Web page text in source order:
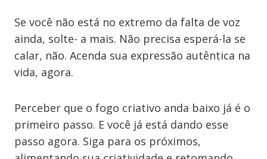
Se você não está no extremo da falta de voz
ainda, solte- a mais. Não precisa esperá-la se
calar, não. Acenda sua expressão autêntica na
vida, agora.
Perceber que o fogo criativo anda baixo já é o
primeiro passo. E você já está dando esse
passo agora. Siga para os próximos,